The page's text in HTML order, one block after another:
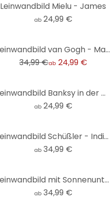
Leinwandbild Mielu - James
ab 24,99 €
Leinwandbild van Gogh - Mandelblüte Ocker - Panorama
34,99 €ab 24,99 €
Leinwandbild Banksy in der Ukraine - Ein kleiner Judoka
ab 24,99 €
Leinwandbild Schüßler - Indian Summer - Panorama
ab 34,99 €
Leinwandbild mit Sonnenuntergang - Sanfte Hügel in der Abendsonne - Costa - Panorama
ab 34,99 €